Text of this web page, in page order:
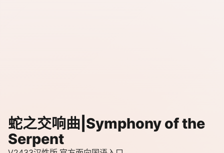
蛇之交响曲|Symphony of the
Serpent